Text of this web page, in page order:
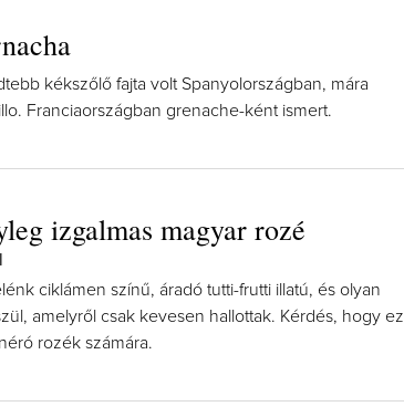
kékszőlő fajta volt Spanyolországban, mára
Franciaországban grenache-ként ismert.
izgalmas magyar rozé
ciklámen színű, áradó tutti-frutti illatú, és olyan
amelyről csak kevesen hallottak. Kérdés, hogy ez
rozék számára.